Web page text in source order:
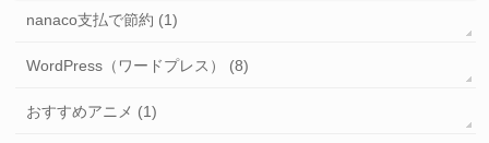
nanaco支払で節約 (1)
WordPress（ワードプレス） (8)
おすすめアニメ (1)